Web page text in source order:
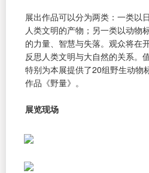
展出作品可以分为两类：一类以
人类文明的产物；另一类以动物
的力量、智慧与失落。观众将在
反思人类文明与大自然的关系。
特别为本展提供了20组野生动物
作品《野量》。
展览现场